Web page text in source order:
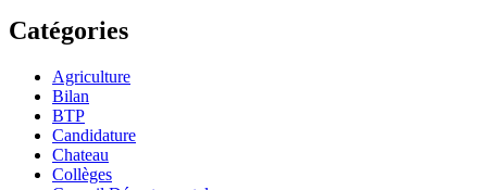
Catégories
Agriculture
Bilan
BTP
Candidature
Chateau
Collèges